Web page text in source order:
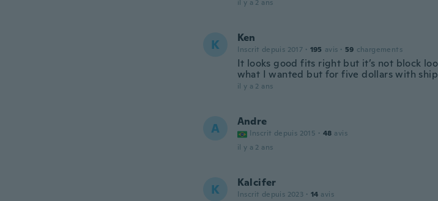
il y a 2 ans
K Ken
Inscrit depuis 2017 · 195 avis · 59 chargements
It looks good fits right but it’s not block
what I wanted but for five dollars with
il y a 2 ans
A Andre
Inscrit depuis 2015 · 48 avis
il y a 2 ans
K Kalcifer
Inscrit depuis 2023 · 14 avis